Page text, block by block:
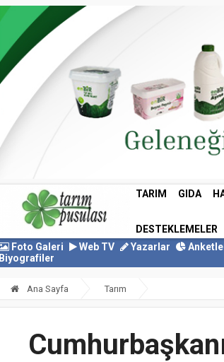
TARIM GIDA
DESTEKLEMELER
Foto Galeri
Web TV Yazarlar
Biyografiler
Ana Sayfa Tarım